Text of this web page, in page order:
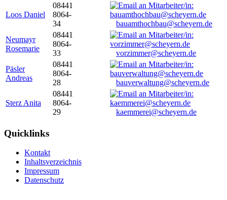
Loos Daniel
08441
8064-
34
bauamthochbau@scheyern.de
Neumayr
Rosemarie
08441
8064-
33
vorzimmer@scheyern.de
Päsler
Andreas
08441
8064-
28
bauverwaltung@scheyern.de
Sterz Anita
08441
8064-
29
kaemmerei@scheyern.de
Quicklinks
Kontakt
Inhaltsverzeichnis
Impressum
Datenschutz